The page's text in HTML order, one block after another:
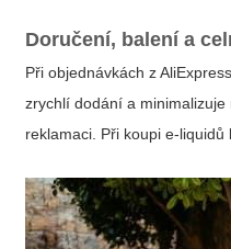
Doručení, balení a
Při objednávkách z
zrychlí dodání a
reklamaci. Při koupi e-